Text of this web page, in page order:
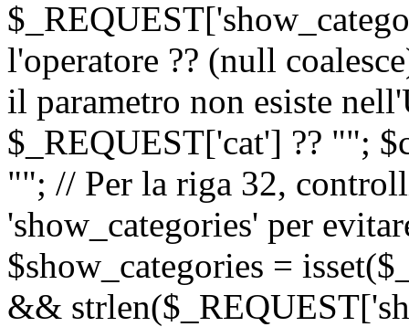
l'operatore ?? (null
il parametro non esiste
$_REQUEST['cat'] ?? "";
""; // Per la riga 32,
'show_categories' per
$show_categories =
&&